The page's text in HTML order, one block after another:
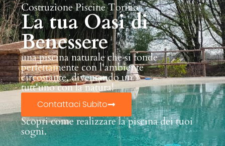
Costruzione Piscine Torino
La tua Oasi di
Benessere
una piscina naturale che si fonde
perfettamente con l'ambiente
circostante, diventando un
tutt'uno con la natura!
Contattaci Subito
Scopri come realizzare la piscina dei tuoi
sogni.